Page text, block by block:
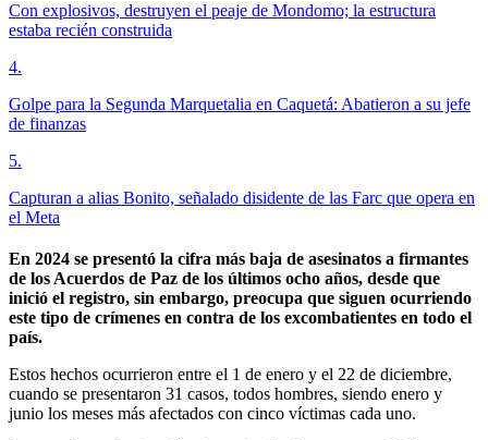
Con explosivos, destruyen el peaje de Mondomo; la estructura
estaba recién construida
4.
Golpe para la Segunda Marquetalia en Caquetá: Abatieron a su jefe
de finanzas
5.
Capturan a alias Bonito, señalado disidente de las Farc que opera en
el Meta
En 2024 se presentó la cifra más baja de asesinatos a firmantes
de los Acuerdos de Paz de los últimos ocho años, desde que
inició el registro, sin embargo, preocupa que siguen ocurriendo
este tipo de crímenes en contra de los excombatientes en todo el
país.
Estos hechos ocurrieron entre el 1 de enero y el 22 de diciembre,
cuando se presentaron 31 casos, todos hombres, siendo enero y
junio los meses más afectados con cinco víctimas cada uno.